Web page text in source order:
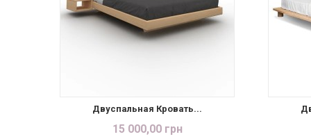
Двуспальная Кровать...
15 000,00 грн